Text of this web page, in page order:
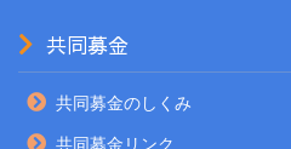
共同募金
共同募金のしくみ
共同募金リンク